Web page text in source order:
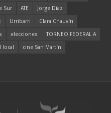
Sur ATE
Jorge Díaz
Urribarri
Clara Chauvín
elecciones
TORNEO FEDERAL A
local cine San Martín